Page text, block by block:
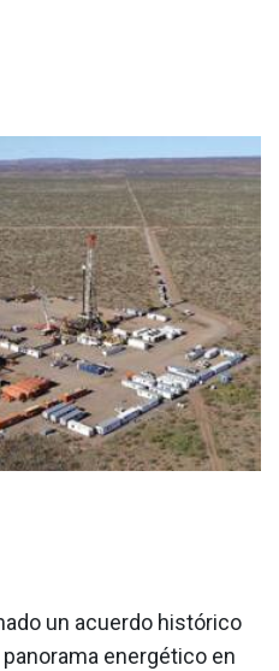
un acuerdo histórico
energético en